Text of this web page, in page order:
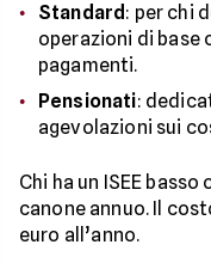
Standard : per chi
operazioni di base
pagamenti.
Pensionati:
agevolazioni sui
Chi ha un ISEE
canone annuo. Il
euro all’anno.